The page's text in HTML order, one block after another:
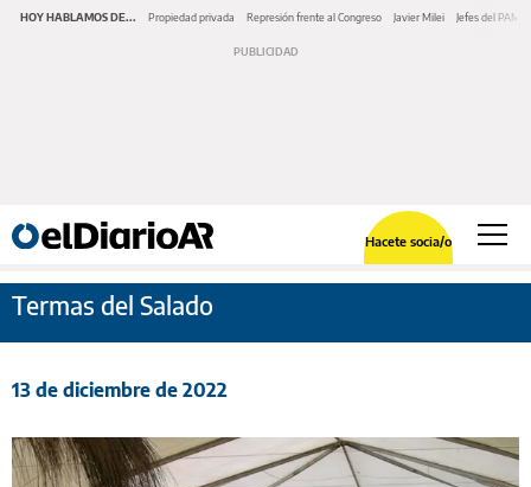
HOY HABLAMOS DE... Propiedad privada Represión frente al Congreso Javier Milei Jefes del PAMI
Hacete socia/o
Termas del Salado
13 de diciembre de 2022